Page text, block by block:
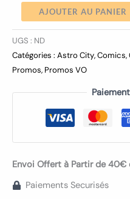
AJOUTER AU PANIER
UGS : ND
Catégories : Astro City,Comics,
Promos, Promos VO
Envoi Offert à Partir de 40€
Paiements Securisés